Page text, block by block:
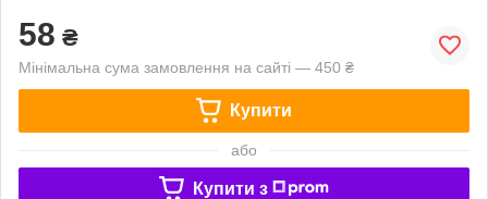
58 ₴
Мінімальна сума замовлення на сайті — 450 ₴
Купити
або
Купити з